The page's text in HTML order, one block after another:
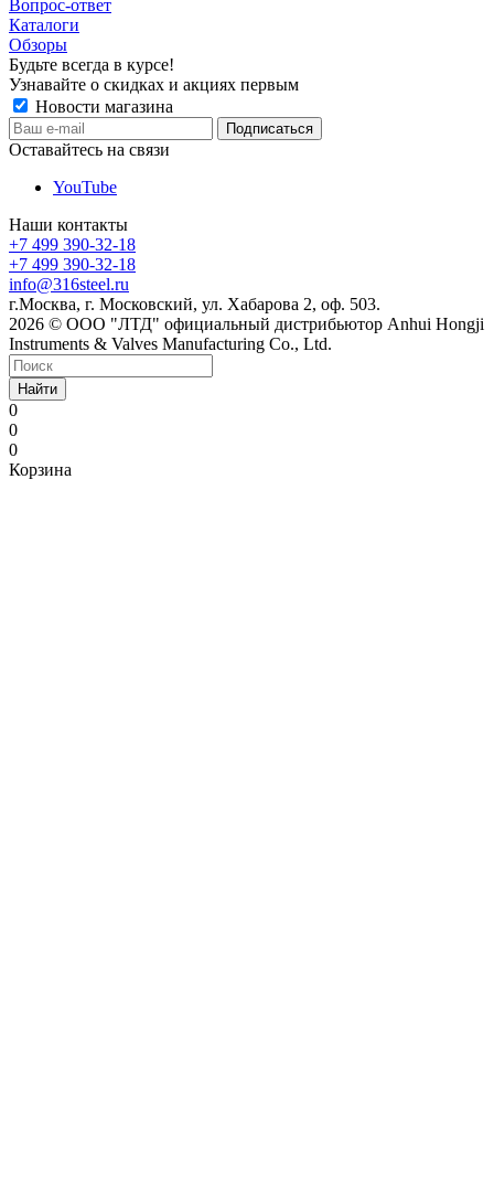
Вопрос-ответ
Каталоги
Обзоры
Будьте всегда в курсе!
Узнавайте о скидках и акциях первым
Новости магазина
Оставайтесь на связи
YouTube
Наши контакты
+7 499 390-32-18
+7 499 390-32-18
info@316steel.ru
г.Москва, г. Московский, ул. Хабарова 2, оф. 503.
2026 © ООО "ЛТД" официальный дистрибьютор Anhui Hongji
Instruments & Valves Manufacturing Co., Ltd.
Найти
0
0
0
Корзина